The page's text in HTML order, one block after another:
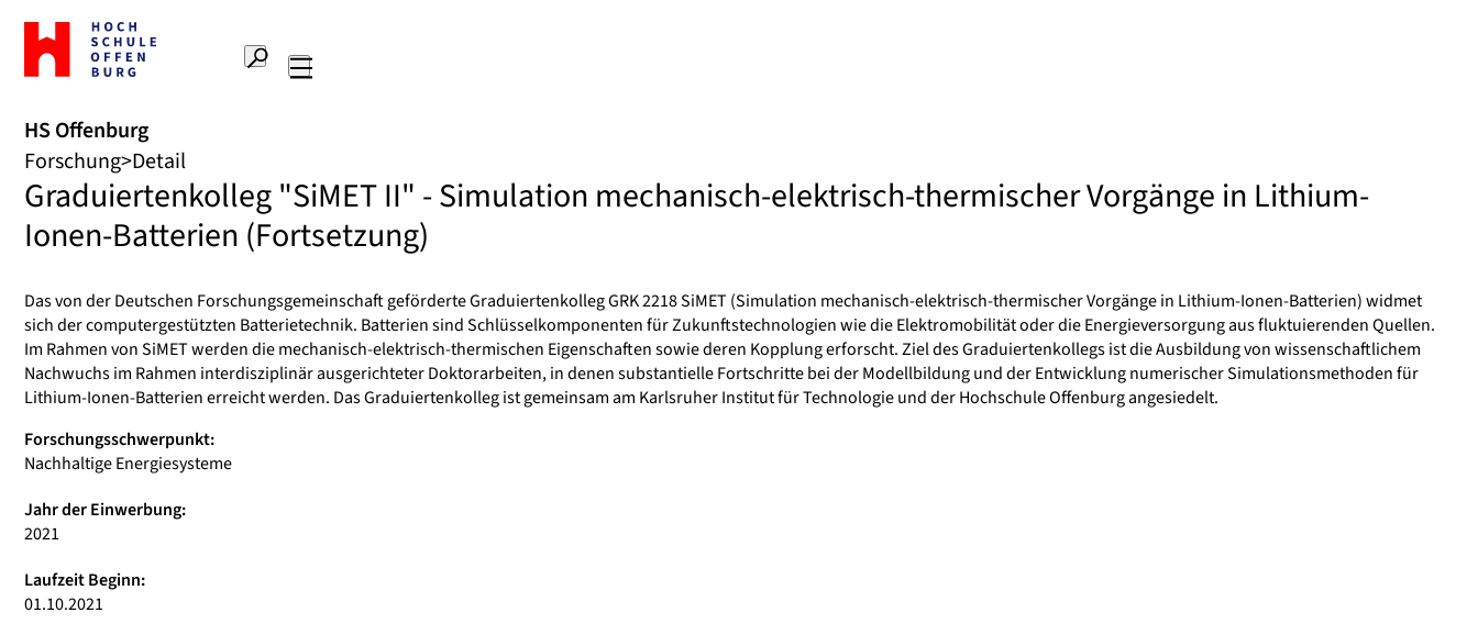
Zur
Startseite
Hochschule
Suche
HS Offenburg
Forschung Detail
Graduiertenkolleg "SiMET II" - Simulation mechanisch-elektrisch-thermischer Vorgänge in Lithium-
Ionen-Batterien (Fortsetzung)
Das von der Deutschen Forschungsgemeinschaft geförderte Graduiertenkolleg GRK 2218 SiMET (Simulation mechanisch-elektrisch-thermischer Vorgänge in Lithium-Ionen-Batterien) widmet
sich der computergestützten Batterietechnik. Batterien sind Schlüsselkomponenten für Zukunftstechnologien wie die Elektromobilität oder die Energieversorgung aus fluktuierenden Quellen.
Im Rahmen von SiMET werden die mechanisch-elektrisch-thermischen Eigenschaften sowie deren Kopplung erforscht. Ziel des Graduiertenkollegs ist die Ausbildung von wissenschaftlichem
Nachwuchs im Rahmen interdisziplinär ausgerichteter Doktorarbeiten, in denen substantielle Fortschritte bei der Modellbildung und der Entwicklung numerischer Simulationsmethoden für
Lithium-Ionen-Batterien erreicht werden. Das Graduiertenkolleg ist gemeinsam am Karlsruher Institut für Technologie und der Hochschule Offenburg angesiedelt.
Forschungsschwerpunkt:
Nachhaltige Energiesysteme
Jahr der Einwerbung:
2021
Laufzeit Beginn:
01.10.2021